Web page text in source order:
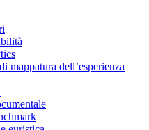
mappatura dell’esperienza